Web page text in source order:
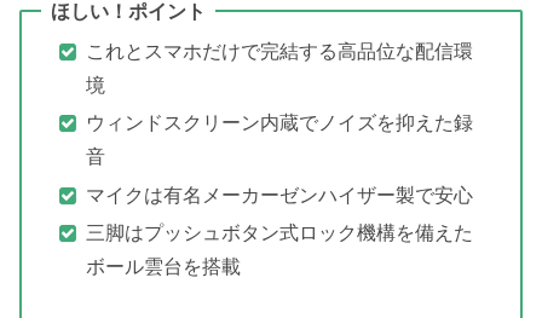
ほしい！ポイント
これとスマホだけで完結する高品位な配信環
境
ウィンドスクリーン内蔵でノイズを抑えた録
音
マイクは有名メーカーゼンハイザー製で安心
三脚はプッシュボタン式ロック機構を備えた
ボール雲台を搭載